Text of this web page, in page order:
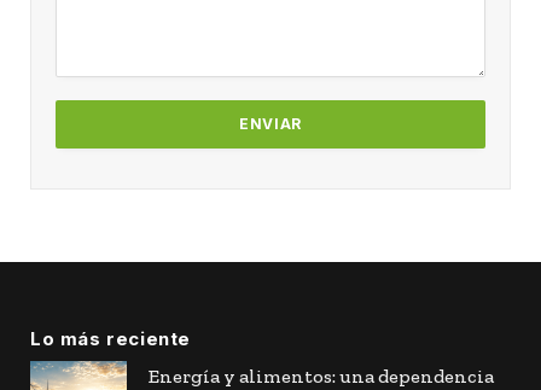
Lo más reciente
Energía y alimentos: una dependencia